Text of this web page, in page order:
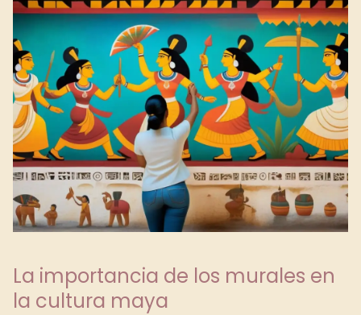
La importancia de los murales en
la cultura maya